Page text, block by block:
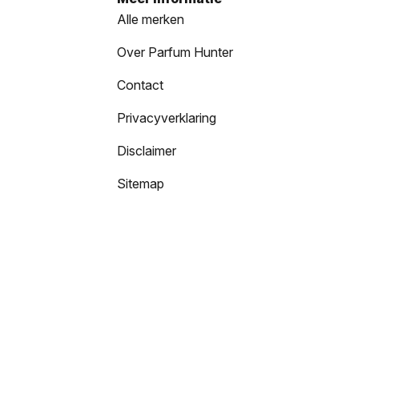
Alle merken
Over Parfum Hunter
Contact
Privacyverklaring
Disclaimer
Sitemap